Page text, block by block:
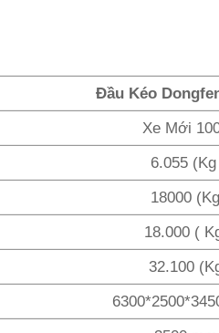
Đầu Kéo
Xe Mới
6.055
18000
18.000 (
32.100